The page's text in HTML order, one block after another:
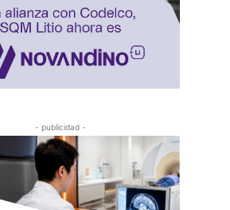
- publicidad -